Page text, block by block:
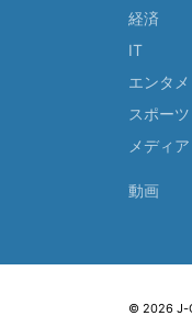
経済
IT
エンタメ
スポーツ
メディア
動画
© 2026 J-